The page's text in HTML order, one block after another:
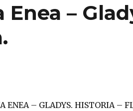
–
ENEA – GLADYS. HISTORIA –